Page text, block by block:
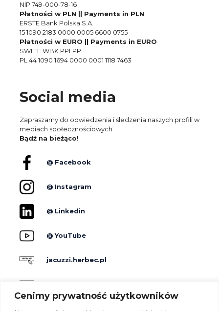
Cenimy prywatność użytkowników
NIP 749-000-78-16
Płatności w PLN || Payments in PLN
ERSTE Bank Polska S.A.
15 1090 2183 0000 0005 6600 0755
Płatności w EURO || Payments in EURO
SWIFT: WBK PPLPP
PL 44 1090 1694 0000 0001 1118 7463
Social media
Zapraszamy do odwiedzenia i śledzenia naszych profili w
mediach społecznościowych.
Bądź na bieżąco!
@ Facebook
@ Instagram
@ Linkedin
@ YouTube
jacuzzi.herbec.pl